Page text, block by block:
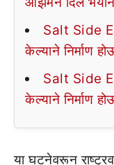
Salt Side
केल्याने निर्माण
Salt Side
केल्याने निर्माण
या घटनेवरून